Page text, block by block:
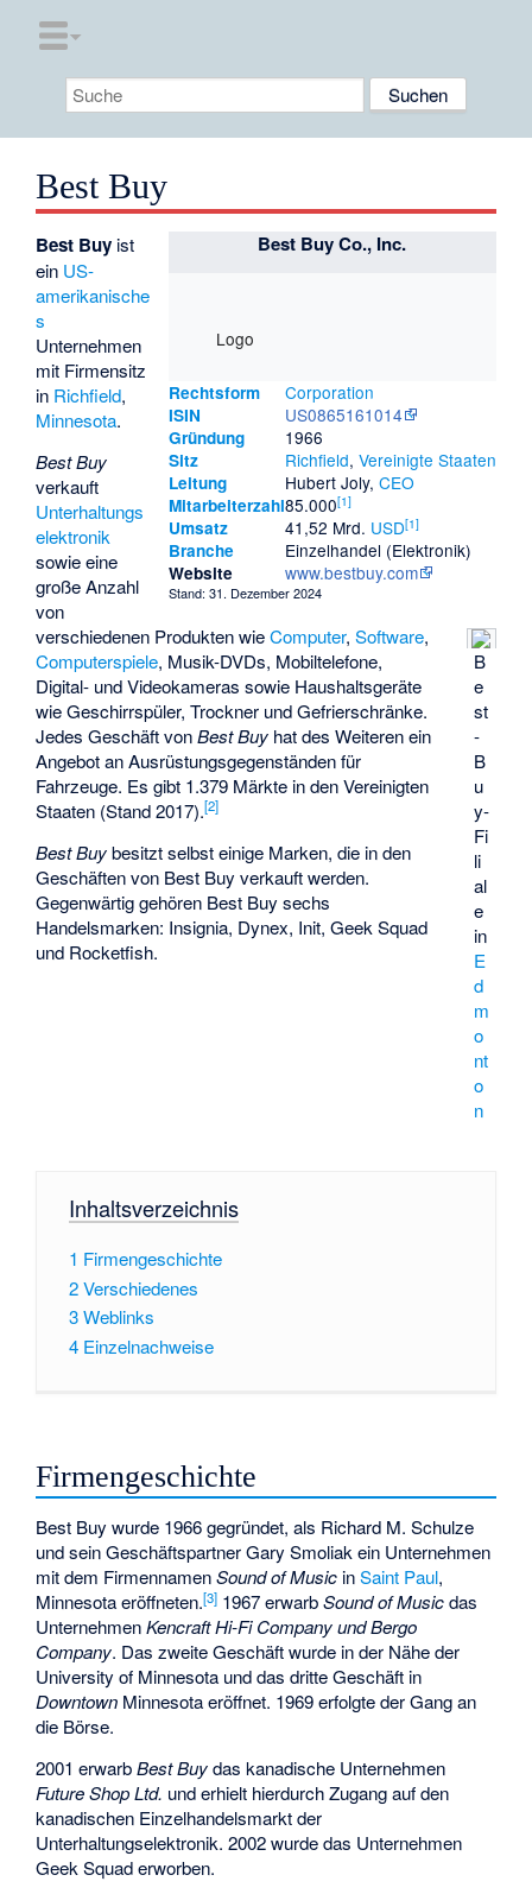
Best Buy
Best Buy Co., Inc.
Logo
Rechtsform Corporation
ISIN US0865161014
Gründung 1966
Sitz Richfield, Vereinigte Staaten
Leitung Hubert Joly, CEO
Mitarbeiterzahl85.000[1]
Umsatz 41,52 Mrd. USD[1]
Branche Einzelhandel (Elektronik)
Website www.bestbuy.com
Stand: 31. Dezember 2024
B
e
st
-
B
u
y-
Fi
li
al
e
in
E
d
m
o
nt
o
n
Best Buy ist
ein US-
amerikanische
s
Unternehmen
mit Firmensitz
in Richfield,
Minnesota.
Best Buy
verkauft
Unterhaltungs
elektronik
sowie eine
große Anzahl
von
verschiedenen Produkten wieComputer,Software,
Computerspiele, Musik-DVDs, Mobiltelefone,
Digital- und Videokameras sowie Haushaltsgeräte
wie Geschirrspüler, Trockner und Gefrierschränke.
Jedes Geschäft vonBest Buy hat des Weiteren ein
Angebot an Ausrüstungsgegenständen für
Fahrzeuge. Es gibt 1.379 Märkte in den Vereinigten
Staaten (Stand 2017).[2]
Best Buybesitzt selbst einige Marken, die in den
Geschäften von Best Buy verkauft werden.
Gegenwärtig gehören Best Buy sechs
Handelsmarken: Insignia, Dynex, Init, Geek Squad
und Rocketfish.
Inhaltsverzeichnis
1 Firmengeschichte
2Verschiedenes
3Weblinks
4 Einzelnachweise
Firmengeschichte
Best Buy wurde 1966 gegründet, als Richard M. Schulze
und sein Geschäftspartner Gary Smoliak ein Unternehmen
mit dem FirmennamenSound of Music inSaint Paul,
Minnesota eröffneten.[3] 1967 erwarbSound of Musicdas
UnternehmenKencraft Hi-Fi Company und Bergo
Company. Das zweite Geschäft wurde in der Nähe der
University of Minnesota und das dritte Geschäft in
Downtown Minnesota eröffnet. 1969 erfolgte der Gang an
die Börse.
2001 erwarbBest Buydas kanadische Unternehmen
Future Shop Ltd. und erhielt hierdurch Zugang auf den
kanadischen Einzelhandelsmarkt der
Unterhaltungselektronik. 2002 wurde das Unternehmen
Geek Squaderworben.